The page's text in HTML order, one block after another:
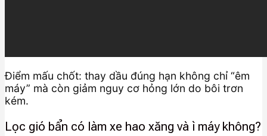
Điểm mấu chốt: thay dầu đúng hạn không chỉ “êm
máy” mà còn giảm nguy cơ hỏng lớn do bôi trơn
kém.
Lọc gió bẩn có làm xe hao xăng và ì máy không?